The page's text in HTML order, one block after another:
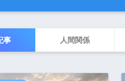
事 人間関係